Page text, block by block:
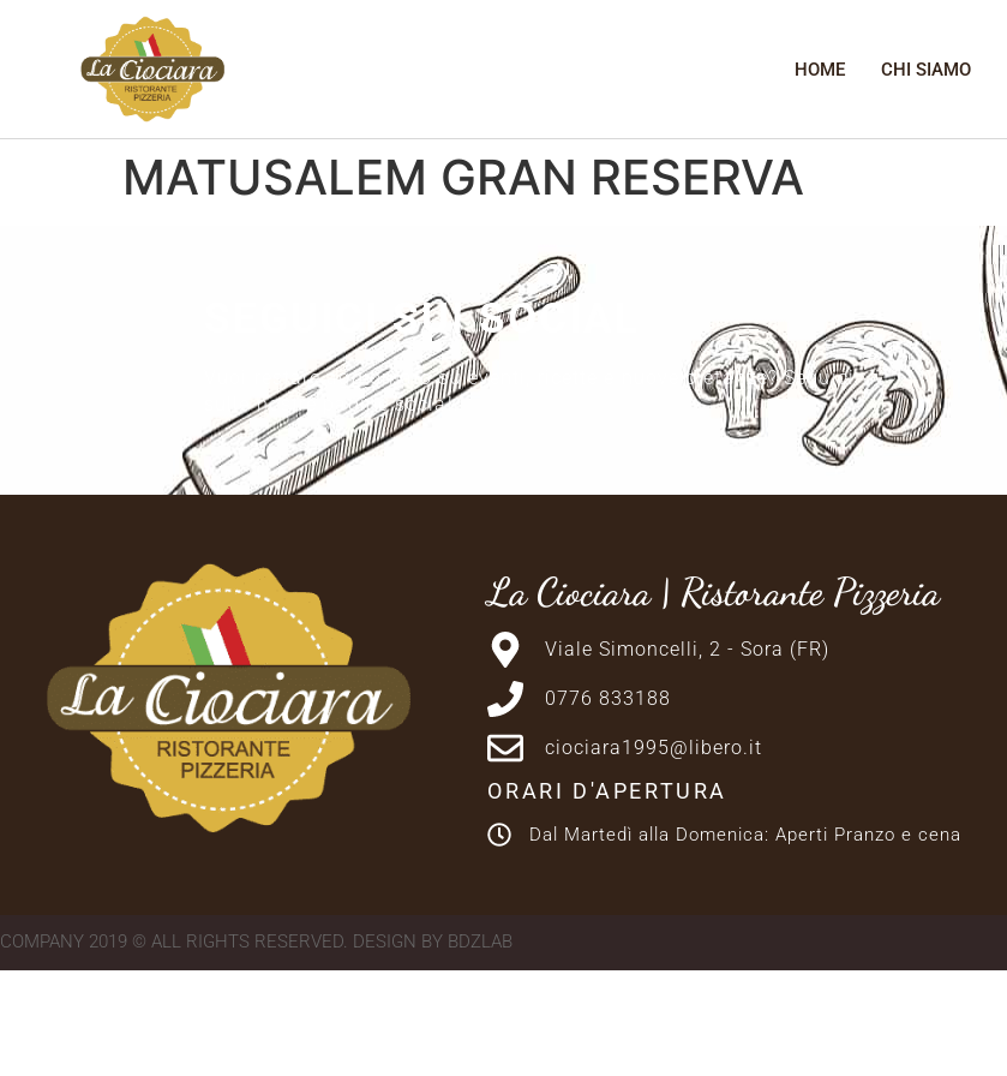
HOME CHI SIAMO
MATUSALEM GRAN RESERVA
SEGUICI SUI SOCIAL
Vuoi restare aggiornato su eventi, ricette e nuove pietanze? Seguici
sulle nostre pagine social.
La Ciociara | Ristorante Pizzeria
Viale Simoncelli, 2 - Sora (FR)
0776 833188
ciociara1995@libero.it
ORARI D'APERTURA
Dal Martedì alla Domenica: Aperti Pranzo e cena
COMPANY 2019 © ALL RIGHTS RESERVED. DESIGN BY BDZLAB